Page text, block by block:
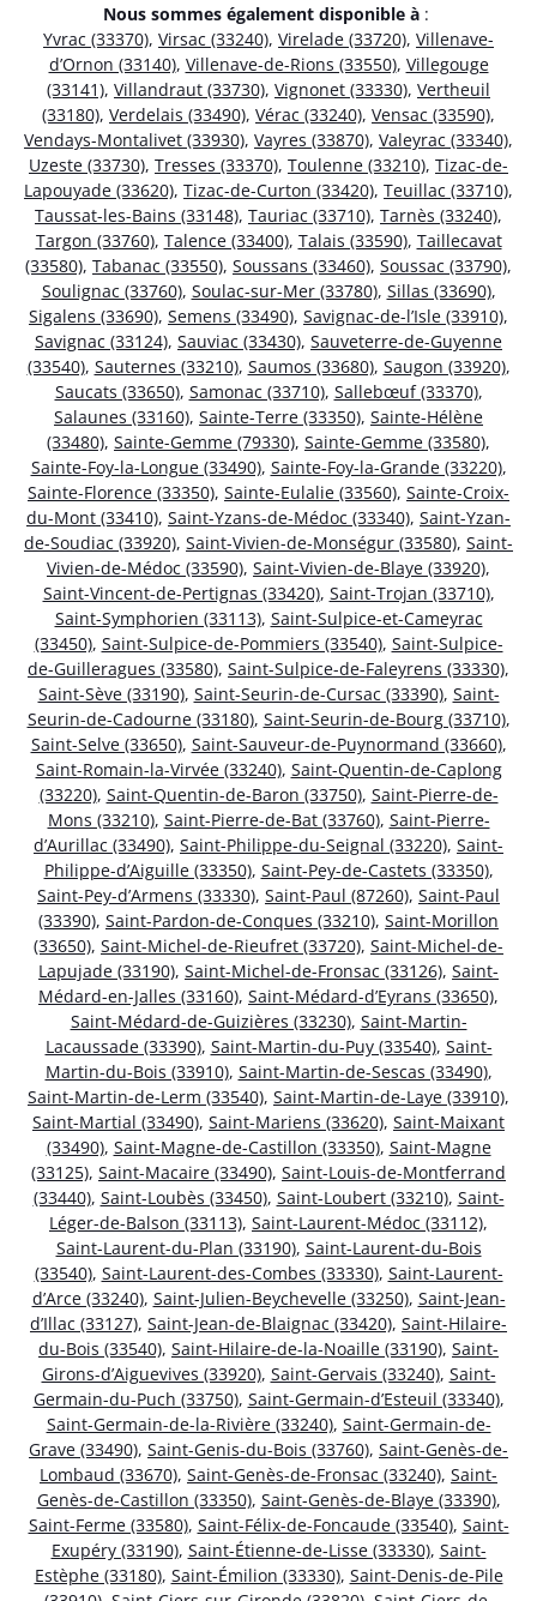
Nous sommes également disponible à :
Yvrac (33370), Virsac (33240), Virelade (33720), Villenave-
d’Ornon (33140), Villenave-de-Rions (33550), Villegouge
(33141), Villandraut (33730), Vignonet (33330), Vertheuil
(33180), Verdelais (33490), Vérac (33240), Vensac (33590),
Vendays-Montalivet (33930), Vayres (33870), Valeyrac (33340),
Uzeste (33730), Tresses (33370), Toulenne (33210), Tizac-de-
Lapouyade (33620), Tizac-de-Curton (33420), Teuillac (33710),
Taussat-les-Bains (33148), Tauriac (33710), Tarnès (33240),
Targon (33760), Talence (33400), Talais (33590), Taillecavat
(33580), Tabanac (33550), Soussans (33460), Soussac (33790),
Soulignac (33760), Soulac-sur-Mer (33780), Sillas (33690),
Sigalens (33690), Semens (33490), Savignac-de-l’Isle (33910),
Savignac (33124), Sauviac (33430), Sauveterre-de-Guyenne
(33540), Sauternes (33210), Saumos (33680), Saugon (33920),
Saucats (33650), Samonac (33710), Sallebœuf (33370),
Salaunes (33160), Sainte-Terre (33350), Sainte-Hélène
(33480), Sainte-Gemme (79330), Sainte-Gemme (33580),
Sainte-Foy-la-Longue (33490), Sainte-Foy-la-Grande (33220),
Sainte-Florence (33350), Sainte-Eulalie (33560), Sainte-Croix-
du-Mont (33410), Saint-Yzans-de-Médoc (33340), Saint-Yzan-
de-Soudiac (33920), Saint-Vivien-de-Monségur (33580), Saint-
Vivien-de-Médoc (33590), Saint-Vivien-de-Blaye (33920),
Saint-Vincent-de-Pertignas (33420), Saint-Trojan (33710),
Saint-Symphorien (33113), Saint-Sulpice-et-Cameyrac
(33450), Saint-Sulpice-de-Pommiers (33540), Saint-Sulpice-
de-Guilleragues (33580), Saint-Sulpice-de-Faleyrens (33330),
Saint-Sève (33190), Saint-Seurin-de-Cursac (33390), Saint-
Seurin-de-Cadourne (33180), Saint-Seurin-de-Bourg (33710),
Saint-Selve (33650), Saint-Sauveur-de-Puynormand (33660),
Saint-Romain-la-Virvée (33240), Saint-Quentin-de-Caplong
(33220), Saint-Quentin-de-Baron (33750), Saint-Pierre-de-
Mons (33210), Saint-Pierre-de-Bat (33760), Saint-Pierre-
d’Aurillac (33490), Saint-Philippe-du-Seignal (33220), Saint-
Philippe-d’Aiguille (33350), Saint-Pey-de-Castets (33350),
Saint-Pey-d’Armens (33330), Saint-Paul (87260), Saint-Paul
(33390), Saint-Pardon-de-Conques (33210), Saint-Morillon
(33650), Saint-Michel-de-Rieufret (33720), Saint-Michel-de-
Lapujade (33190), Saint-Michel-de-Fronsac (33126), Saint-
Médard-en-Jalles (33160), Saint-Médard-d’Eyrans (33650),
Saint-Médard-de-Guizières (33230), Saint-Martin-
Lacaussade (33390), Saint-Martin-du-Puy (33540), Saint-
Martin-du-Bois (33910), Saint-Martin-de-Sescas (33490),
Saint-Martin-de-Lerm (33540), Saint-Martin-de-Laye (33910),
Saint-Martial (33490), Saint-Mariens (33620), Saint-Maixant
(33490), Saint-Magne-de-Castillon (33350), Saint-Magne
(33125), Saint-Macaire (33490), Saint-Louis-de-Montferrand
(33440), Saint-Loubès (33450), Saint-Loubert (33210), Saint-
Léger-de-Balson (33113), Saint-Laurent-Médoc (33112),
Saint-Laurent-du-Plan (33190), Saint-Laurent-du-Bois
(33540), Saint-Laurent-des-Combes (33330), Saint-Laurent-
d’Arce (33240), Saint-Julien-Beychevelle (33250), Saint-Jean-
d’Illac (33127), Saint-Jean-de-Blaignac (33420), Saint-Hilaire-
du-Bois (33540), Saint-Hilaire-de-la-Noaille (33190), Saint-
Girons-d’Aiguevives (33920), Saint-Gervais (33240), Saint-
Germain-du-Puch (33750), Saint-Germain-d’Esteuil (33340),
Saint-Germain-de-la-Rivière (33240), Saint-Germain-de-
Grave (33490), Saint-Genis-du-Bois (33760), Saint-Genès-de-
Lombaud (33670), Saint-Genès-de-Fronsac (33240), Saint-
Genès-de-Castillon (33350), Saint-Genès-de-Blaye (33390),
Saint-Ferme (33580), Saint-Félix-de-Foncaude (33540), Saint-
Exupéry (33190), Saint-Étienne-de-Lisse (33330), Saint-
Estèphe (33180), Saint-Émilion (33330), Saint-Denis-de-Pile